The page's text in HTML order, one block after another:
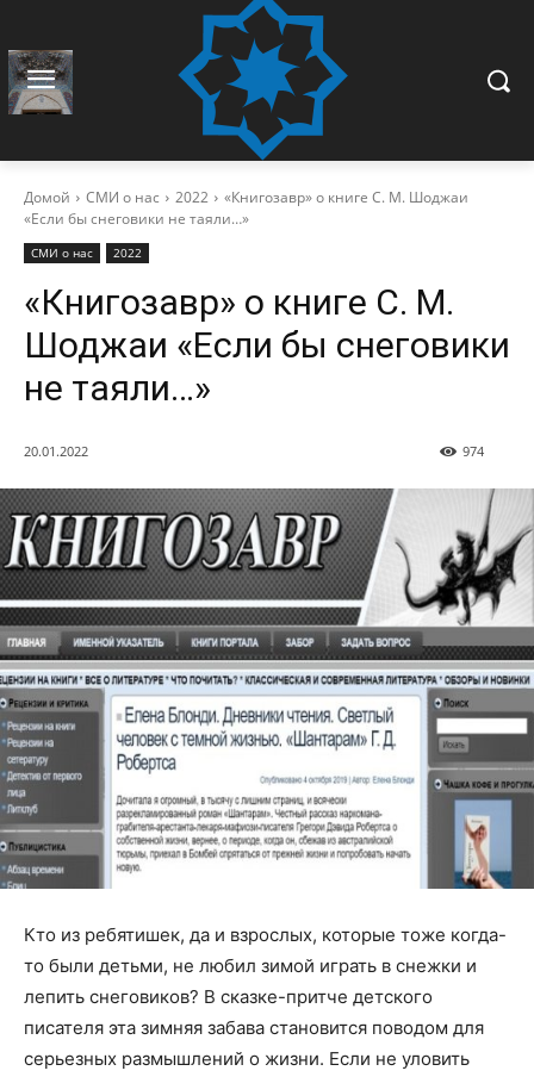
Домой СМИ о нас 2022
«Книгозавр» о книге С. М. Шоджаи
«Если бы снеговики не таяли…»
СМИ о нас 2022
«Книгозавр» о книге С. М.
Шоджаи «Если бы снеговики
не таяли…»
20.01.2022 974
Кто из ребятишек, да и взрослых, которые тоже когда-
то были детьми, не любил зимой играть в снежки и
лепить снеговиков? В сказке-притче детского
писателя эта зимняя забава становится поводом для
серьезных размышлений о жизни. Если не уловить